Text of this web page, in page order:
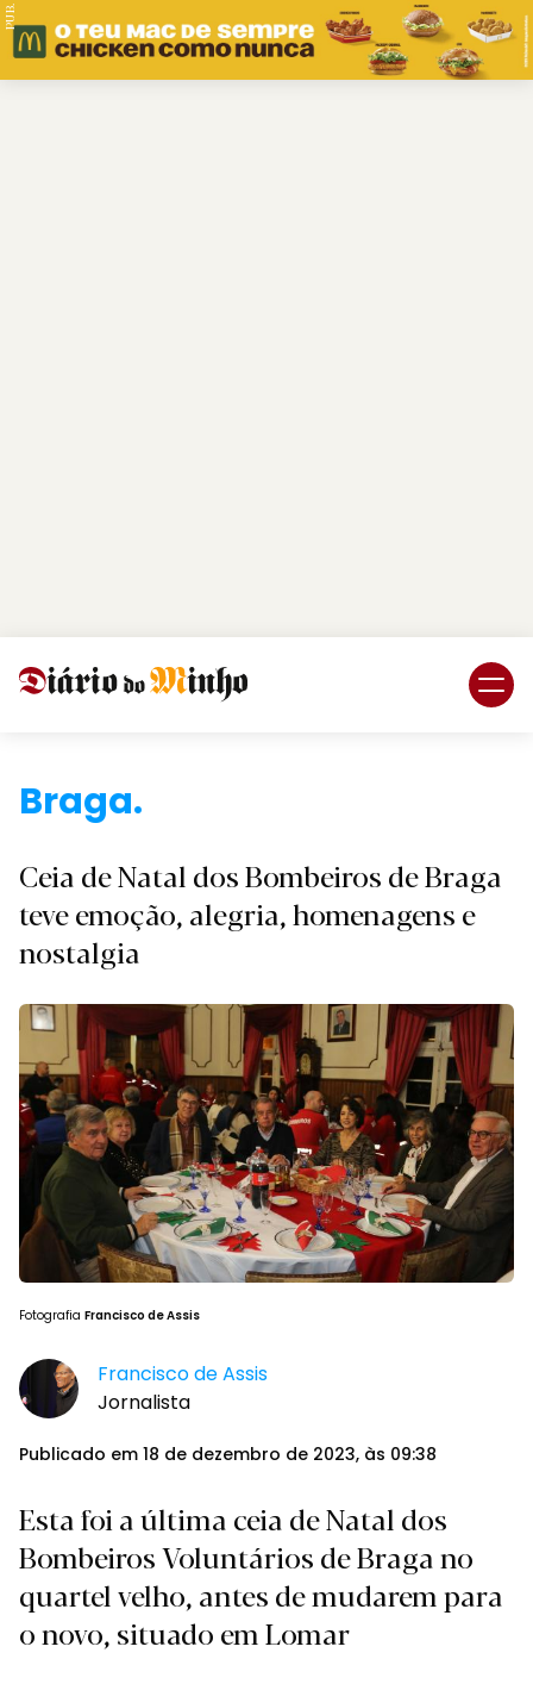
PUB.
Braga.
Ceia de Natal dos Bombeiros de Braga
teve emoção, alegria, homenagens e
nostalgia
Fotografia Francisco de Assis
Francisco de Assis
Jornalista
Publicado em 18 de dezembro de 2023, às 09:38
Esta foi a última ceia de Natal dos
Bombeiros Voluntários de Braga no
quartel velho, antes de mudarem para
o novo, situado em Lomar